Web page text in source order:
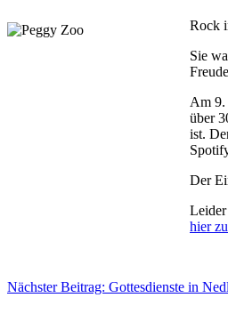
Rock
Sie
Am 9.
über
ist.
Der
hier
Nächster Beitrag: Gottesdienste in